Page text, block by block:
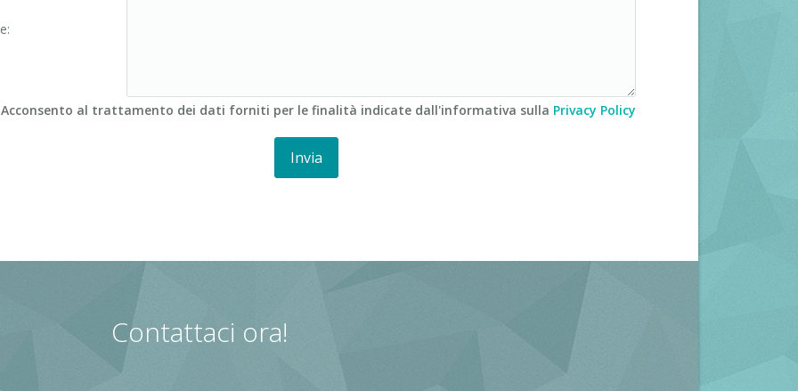
al trattamento dei dati forniti per le finalità indicate dall'informativa sulla Privacy Policy
Contattaci ora!